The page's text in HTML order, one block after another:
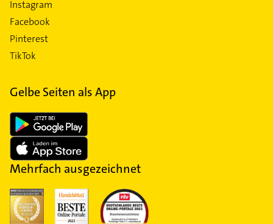
Instagram
Facebook
Pinterest
TikTok
Gelbe Seiten als App
Mehrfach ausgezeichnet